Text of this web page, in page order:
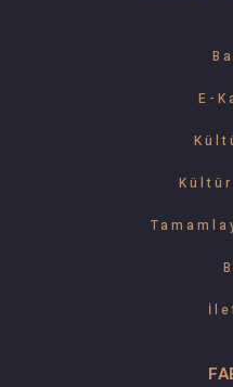
E-
Kültür